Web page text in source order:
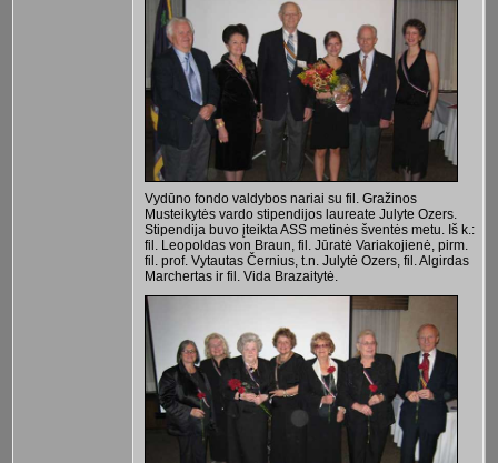
Vydūno fondo valdybos nariai su fil. Gražinos
Musteikytės vardo stipendijos laureate Julyte Ozers.
Stipendija buvo įteikta ASS metinės šventės metu. Iš k.:
fil. Leopoldas von Braun, fil. Jūratė Variakojienė, pirm.
fil. prof. Vytautas Černius, t.n. Julytė Ozers, fil. Algirdas
Marchertas ir fil. Vida Brazaitytė.